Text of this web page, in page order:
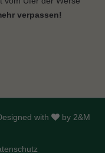
verpassen!
with by 2&M